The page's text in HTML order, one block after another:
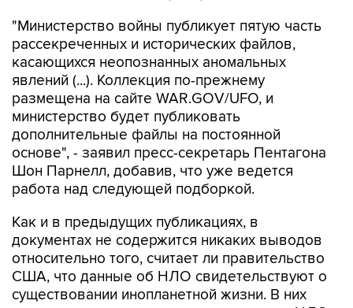
касающихся неопознанных аномальных
явлений (...). Коллекция по-прежнему
размещена на сайте WAR.GOV/UFO, и
министерство будет публиковать
дополнительные файлы на постоянной
основе", - заявил пресс-секретарь Пентагона
Шон Парнелл, добавив, что уже ведется
работа над следующей подборкой.
Как и в предыдущих публикациях, в
относительно того, считает ли правительство
США, что данные об НЛО свидетельствуют о
существовании инопланетной жизни. В них
также не указывается, представляют ли НЛО
угрозу национальной безопасности США.